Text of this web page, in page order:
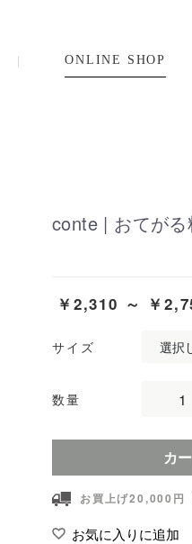
ONLINE SHOP
conte | おてが
￥2,310 ～ ￥
サイズ
数量
カ
お買上げ20,000円
お気に入りに追加